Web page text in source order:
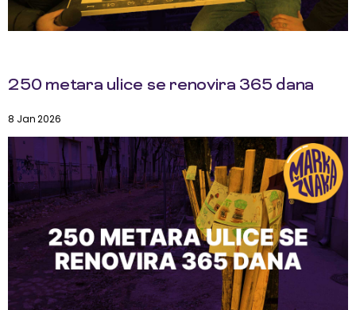
250 metara ulice se renovira 365 dana
8 Jan 2026